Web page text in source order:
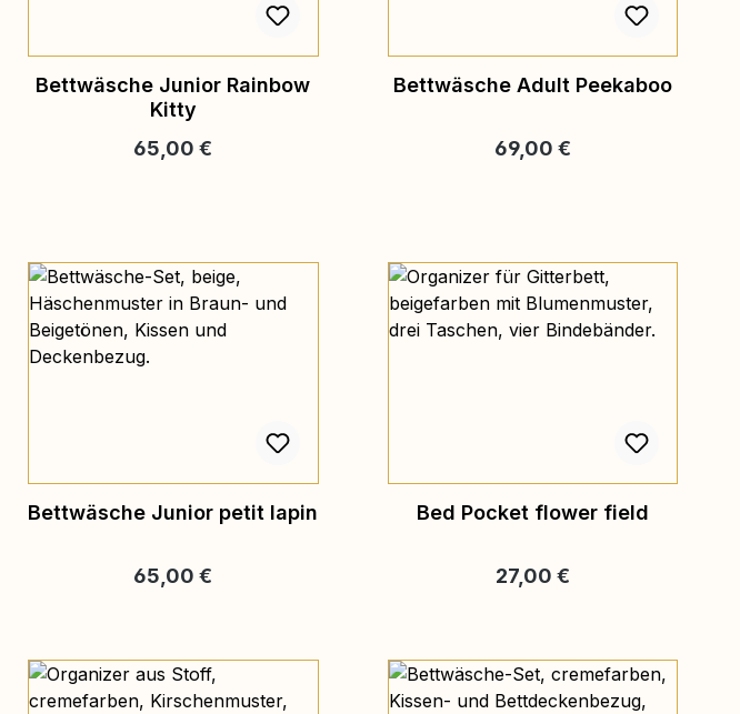
Bettwäsche Junior Rainbow
Kitty
Regulärer Preis:
65,00 €
Bettwäsche Adult Peekaboo
Regulärer Preis:
69,00 €
Bettwäsche Junior petit lapin
Regulärer Preis:
65,00 €
Bed Pocket flower field
Regulärer Preis:
27,00 €